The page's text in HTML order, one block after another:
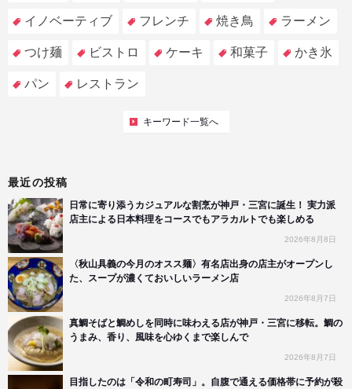
イノベーティブ フレンチ 焼き鳥 ラーメン
つけ麺 ビストロ ケーキ 和菓子 かき氷
パン レストラン
キーワード一覧へ
最近の投稿
日常に寄り添うカジュアルな割烹が神戸・三宮に誕生！ 実力派
店主による日本料理をコースでもアラカルトでも楽しめる
2026年8月8日
〈秋山具義の今月のオスス麺〉有名店出身の店主がオープンし
た、スープが濃くておいしいラーメン店
2026年8月7日
真鯛そばと鯛めしを同時に味わえる店が神戸・三宮に移転。鯛の
うまみ、香り、風味を心ゆくまで楽しんで
2026年8月7日
目指したのは「令和の町寿司」。自腹で通える価格帯に予約が殺